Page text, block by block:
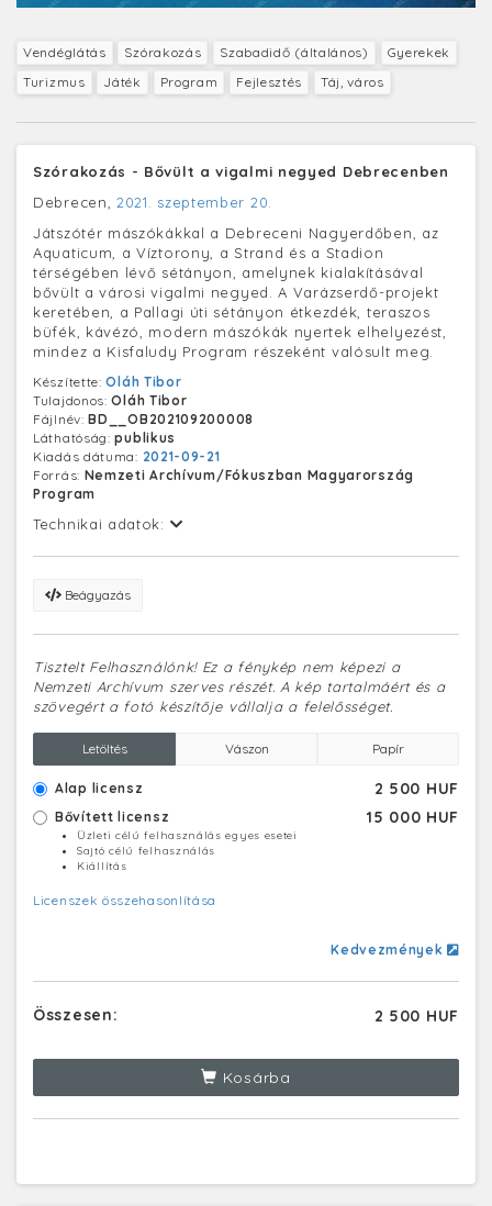
Vendéglátás Szórakozás Szabadidő (általános)
Gyerekek
Turizmus
Játék Program Fejlesztés Táj, város
Szórakozás - Bővült a vigalmi negyed Debrecenben
Debrecen, 2021. szeptember 20.
Játszótér mászókákkal a Debreceni Nagyerdőben, az
Aquaticum, a Víztorony, a Strand és a Stadion
térségében lévő sétányon, amelynek kialakításával
bővült a városi vigalmi negyed. A Varázserdő-projekt
keretében, a Pallagi úti sétányon étkezdék, teraszos
büfék, kávézó, modern mászókák nyertek elhelyezést,
mindez a Kisfaludy Program részeként valósult meg.
Készítette:Oláh Tibor
Tulajdonos:Oláh Tibor
Fájlnév:BD__OB202109200008
Láthatóság:publikus
Kiadás dátuma: 2021-09-21
Forrás: Nemzeti Archívum/Fókuszban Magyarország
Program
Technikai adatok:
Beágyazás
Tisztelt Felhasználónk! Ez a fénykép nem képezi a
Nemzeti Archívum szerves részét. A kép tartalmáért és a
szövegért a fotó készítője vállalja a felelősséget.
Letöltés Vászon Papír
Alap licensz 2 500 HUF
Bővített licensz 15 000 HUF
Üzleti célú felhasználás egyes esetei
Sajtó célú felhasználás
Kiállítás
Licenszek összehasonlítása
Kedvezmények
Összesen: 2 500 HUF
Kosárba